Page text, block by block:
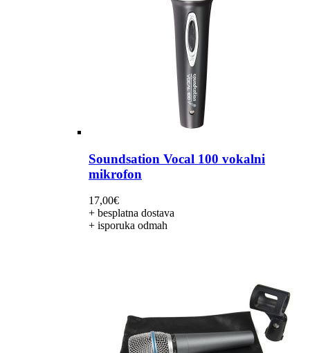
Soundsation Vocal 100 vokalni
mikrofon
17,00€
+ besplatna dostava
+ isporuka odmah